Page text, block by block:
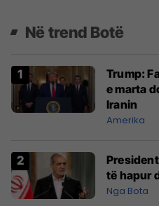
Në trend Botë
Trump:
e marta
Iranin
Amerika
të hapur
Nga Bota